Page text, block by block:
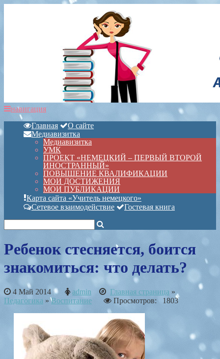
навигация
Главная
О сайте
Медиавизитка
Медиавизитка
УМК
ПРОЕКТ «НЕМЕЦКИЙ – ПЕРВЫЙ ВТОРОЙ
ИНОСТРАННЫЙ»
ПОВЫШЕНИЕ КВАЛИФИКАЦИИ
МОИ ДОСТИЖЕНИЯ
МОИ ПУБЛИКАЦИИ
Карта сайта «Учитель немецкого»
Сетевое взаимодействие
Гостевая книга
Ребенок стесняется, боится
знакомиться: что делать?
4 Май 2014 admin Главная страница »
Педагогика »Воспитание Просмотров: 1803